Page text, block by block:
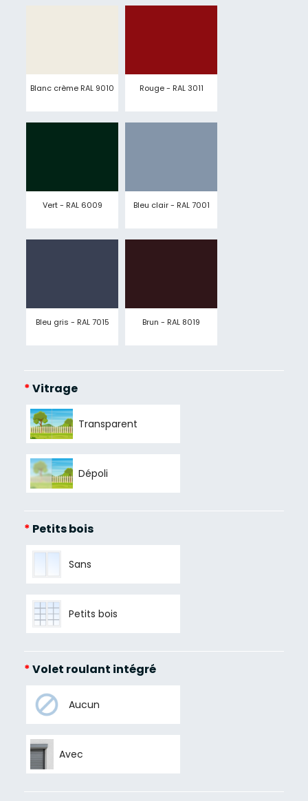
Blanc crème RAL 9010 Rouge - RAL 3011
Vert - RAL 6009 Bleu clair - RAL 7001
Bleu gris - RAL 7015 Brun - RAL 8019
*Vitrage
Transparent
Dépoli
* Petits bois
Sans
Petits bois
*Volet roulant intégré
Aucun
Avec